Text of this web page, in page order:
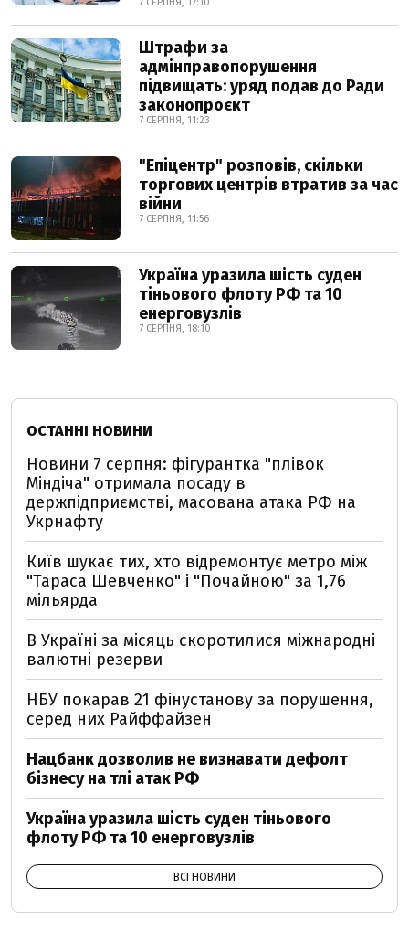
Штрафи за
адмінправопорушення
підвищать: уряд подав до Ради
законопроєкт
7 СЕРПНЯ, 11:23
"Епіцентр" розповів, скільки
торгових центрів втратив за час
війни
7 СЕРПНЯ, 11:56
Україна уразила шість суден
тіньового флоту РФ та 10
енерговузлів
7 СЕРПНЯ, 18:10
ОСТАННІ НОВИНИ
Новини 7 серпня: фігурантка "плівок
Міндіча" отримала посаду в
держпідприємстві, масована атака РФ на
Укрнафту
Київ шукає тих, хто відремонтує метро між
"Тараса Шевченко" і "Почайною" за 1,76
мільярда
В Україні за місяць скоротилися міжнародні
валютні резерви
НБУ покарав 21 фінустанову за порушення,
серед них Райффайзен
Нацбанк дозволив не визнавати дефолт
бізнесу на тлі атак РФ
Україна уразила шість суден тіньового
флоту РФ та 10 енерговузлів
ВСІ НОВИНИ